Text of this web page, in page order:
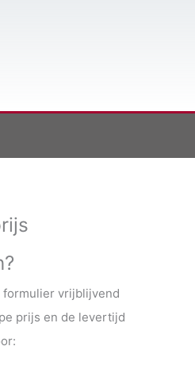
formulier vrijblijvend
prijs en de levertijd